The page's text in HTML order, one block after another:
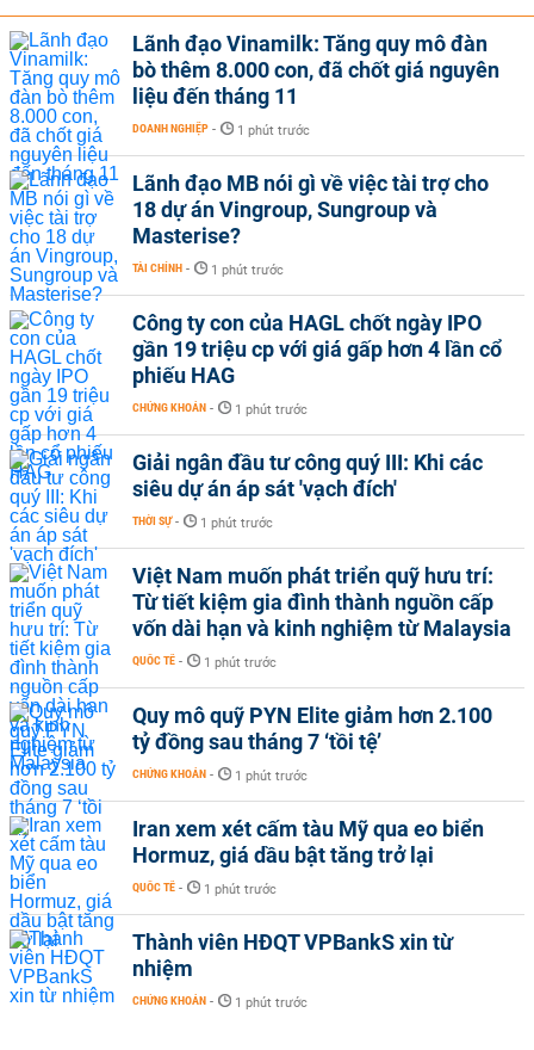
Lãnh đạo Vinamilk: Tăng quy mô đàn
bò thêm 8.000 con, đã chốt giá nguyên
liệu đến tháng 11
DOANH NGHIỆP - 1 phút trước
Lãnh đạo MB nói gì về việc tài trợ cho
18 dự án Vingroup, Sungroup và
Masterise?
TÀI CHÍNH - 1 phút trước
Công ty con của HAGL chốt ngày IPO
gần 19 triệu cp với giá gấp hơn 4 lần cổ
phiếu HAG
CHỨNG KHOÁN - 1 phút trước
Giải ngân đầu tư công quý III: Khi các
siêu dự án áp sát 'vạch đích'
THỜI SỰ - 1 phút trước
Việt Nam muốn phát triển quỹ hưu trí:
Từ tiết kiệm gia đình thành nguồn cấp
vốn dài hạn và kinh nghiệm từ Malaysia
QUỐC TẾ - 1 phút trước
Quy mô quỹ PYN Elite giảm hơn 2.100
tỷ đồng sau tháng 7 ‘tồi tệ’
CHỨNG KHOÁN - 1 phút trước
Iran xem xét cấm tàu Mỹ qua eo biển
Hormuz, giá dầu bật tăng trở lại
QUỐC TẾ - 1 phút trước
Thành viên HĐQT VPBankS xin từ
nhiệm
CHỨNG KHOÁN - 1 phút trước